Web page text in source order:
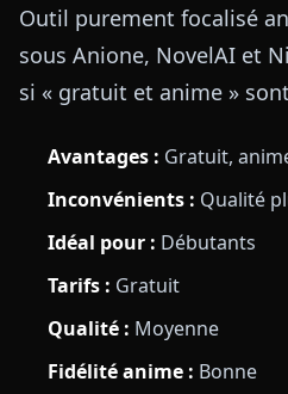
Outil purement focalisé
sous Anione, NovelAI et
si « gratuit et anime »
Avantages : Gratuit,
Inconvénients : Qualité
Idéal pour : Débutants
Tarifs : Gratuit
Qualité : Moyenne
Fidélité anime : Bonne